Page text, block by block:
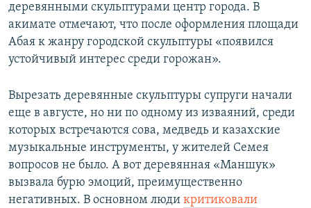
деревянными скульптурами центр города. В
акимате отмечают, что после оформления площади
Абая к жанру городской скульптуры «появился
устойчивый интерес среди горожан».
Вырезать деревянные скульптуры супруги начали
еще в августе, но ни по одному из изваяний, среди
которых встречаются сова, медведь и казахские
музыкальные инструменты, у жителей Семея
вопросов не было. А вот деревянная «Маншук»
вызвала бурю эмоций, преимущественно
негативных. В основном люди критиковали